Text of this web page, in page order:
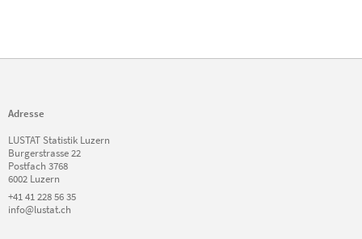
Adresse
LUSTAT Statistik Luzern
Burgerstrasse 22
Postfach 3768
6002 Luzern
+41 41 228 56 35
info@lustat.ch